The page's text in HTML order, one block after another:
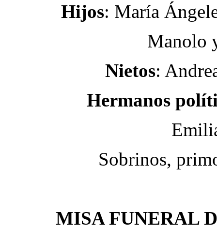
Hijos: María
Manolo
Nietos:
Hermanos
Sobrinos,
MISA FUNERAL